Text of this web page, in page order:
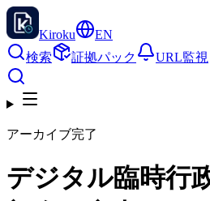
Kiroku
EN
検索
証拠パック URL監視
アーカイブ完了
デジタル臨時行